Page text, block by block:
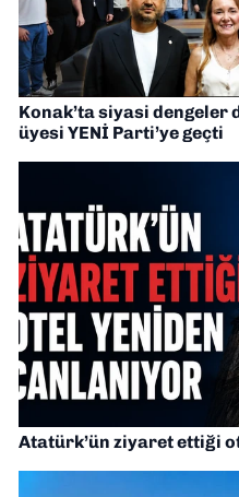
Konak’ta siyasi dengeler
üyesi YENİ Parti’ye geçti
Atatürk’ün ziyaret ettiği